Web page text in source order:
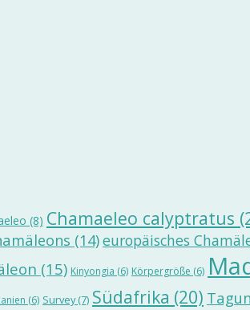
(8) Chamaeleo calyptratus
(14)europäisches
(15) Kinyongia (6) Körpergröße (6)
(6) Survey(7) Südafrika (20)